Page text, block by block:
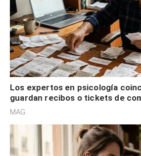
Los expertos en psicología
guardan recibos o tickets de
son acumuladores, sino que
MAG.